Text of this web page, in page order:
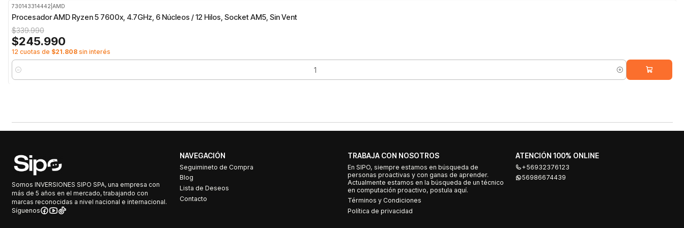
730143314442 AMD
Procesador AMD Ryzen 5 7600x, 4.7GHz, 6 Núcleos / 12 Hilos, Socket AM5, Sin Vent
$339.990
$245.990
12 cuotas de $21.808sin interés
Cantidad
Somos INVERSIONES SIPO SPA, una empresa con
más de 5 años en el mercado, trabajando con
marcas reconocidas a nivel nacional e internacional.
Síguenos
NAVEGACIÓN
Seguimineto de Compra
Blog
Lista de Deseos
Contacto
TRABAJA CON NOSOTROS
En SIPO, siempre estamos en búsqueda de
personas proactivas y con ganas de aprender.
Actualmente estamos en la búsqueda de un técnico
en computación proactivo, postula aquí.
Términos y Condiciones
Política de privacidad
ATENCIÓN 100% ONLINE
+56932376123
56986674439